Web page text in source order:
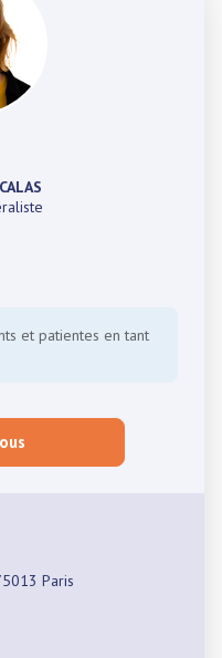
et patientes en tant
Paris